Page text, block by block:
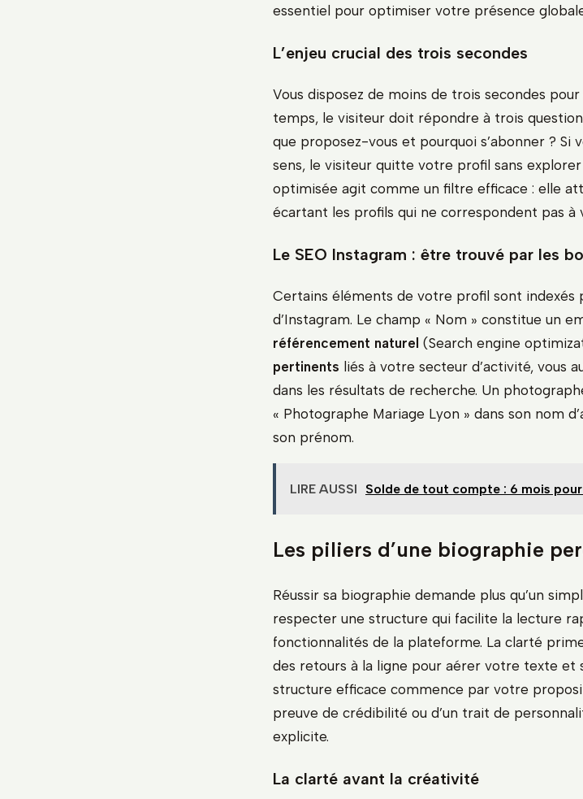
essentiel pour optimiser votre présence
L’enjeu crucial des trois secondes
Vous disposez de moins de trois secondes
temps, le visiteur doit répondre à trois
que proposez-vous et pourquoi s’abonner ? Si
sens, le visiteur quitte votre profil sans
optimisée agit comme un filtre efficace : elle
écartant les profils qui ne correspondent pas à
Le SEO Instagram : être trouvé par les
Certains éléments de votre profil sont
d’Instagram. Le champ « Nom » constitue un
référencement naturel (Search engine
pertinents liés à votre secteur d’activité, vous
dans les résultats de recherche. Un
« Photographe Mariage Lyon » dans son nom
son prénom.
LIRE AUSSI Solde de tout compte : 6 mois
Les piliers d’une biographie
Réussir sa biographie demande plus qu’un
respecter une structure qui facilite la lecture
fonctionnalités de la plateforme. La clarté
des retours à la ligne pour aérer votre texte et
structure efficace commence par votre
preuve de crédibilité ou d’un trait de
explicite.
La clarté avant la créativité